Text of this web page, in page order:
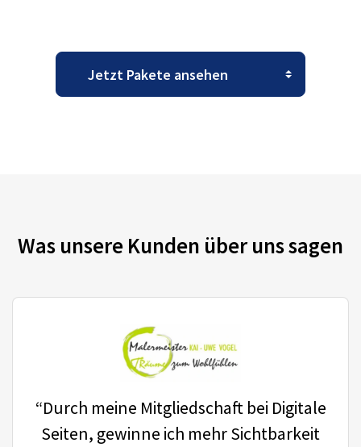
Was unsere Kunden über uns sagen
“Durch meine Mitgliedschaft bei Digitale
Seiten, gewinne ich mehr Sichtbarkeit